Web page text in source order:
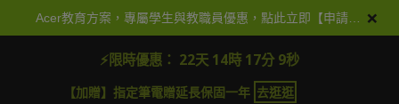
×
⚡限時優惠： 22天 14時 17分 8秒
【加贈】指定筆電贈延長保固一年 去逛逛